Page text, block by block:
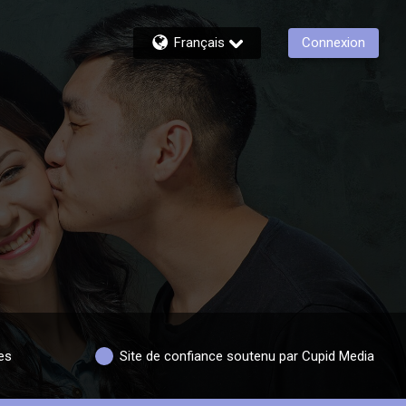
Français Connexion
Site de confiance soutenu par Cupid Media